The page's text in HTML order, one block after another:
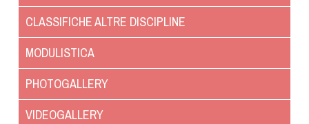
CLASSIFICHE ALTRE DISCIPLINE
MODULISTICA
PHOTOGALLERY
VIDEOGALLERY
Sheepdog
Sport acquatici
Freestyle